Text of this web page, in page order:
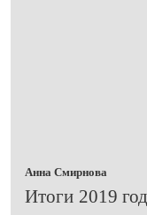
Анна Смирнова
Итоги 2019